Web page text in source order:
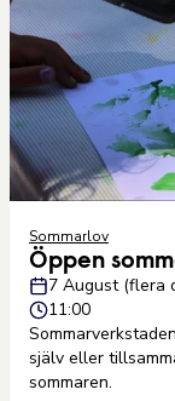
Sommarlov
Öppen
7 August (flera
11:00
själv eller
sommaren.